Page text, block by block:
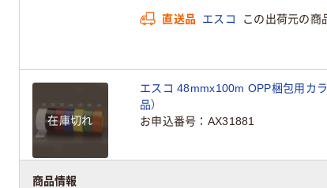
商品情報
直送品 エスコ この出荷元の商
在庫切れ
エスコ 48mmx100m OPP梱包用カ
品）
お申込番号
AX31881